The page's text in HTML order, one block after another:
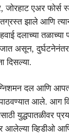
जोरहाट एअर
झाले आणि
दलाच्या तळाच्या
असून,
दिसल्या.
दल आणि
आले. आग
युद्धपातळीवर
व्हिडीओ आणि